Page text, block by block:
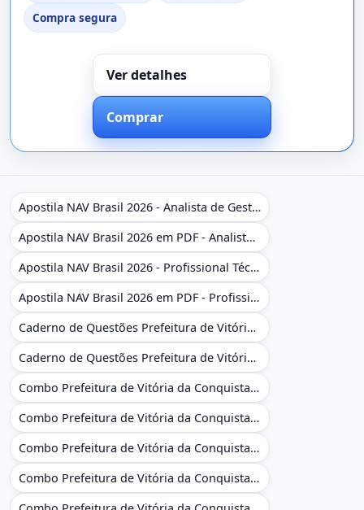
Compra segura
Ver detalhes
Comprar
Apostila NAV Brasil 2026 - Analista de Gestão
Apostila NAV Brasil 2026 em PDF - Analista de Gestão
Apostila NAV Brasil 2026 - Profissional Técnico de Navegação Aérea - Operador de Torre de Controle
Apostila NAV Brasil 2026 em PDF - Profissional Técnico de Navegação Aérea - Operador de Torre de Controle
Caderno de Questões Prefeitura de Vitória da Conquista - BA - Conhecimentos Gerais - 450 Questões Gabaritadas
Caderno de Questões Prefeitura de Vitória da Conquista em PDF - BA - Conhecimentos Gerais - 450 Questões Gabaritadas
Combo Prefeitura de Vitória da Conquista - BA 2026 - Monitor Escolar (Educação Infantil e Cobertura das AC'S)
Combo Prefeitura de Vitória da Conquista - BA 2026 - Monitor Escolar (Educação Infantil e Cobertura das AC'S)
Combo Prefeitura de Vitória da Conquista - BA 2026 - Monitor Escolar (Suporte às Crianças com Deficiência)
Combo Prefeitura de Vitória da Conquista - BA 2026 - Monitor Escolar (Suporte às Crianças com Deficiência)